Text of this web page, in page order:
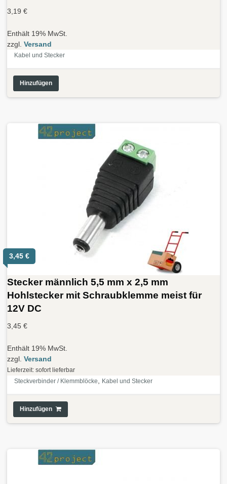
3,19 €
Enthält 19% MwSt.
zzgl. Versand
Kabel und Stecker
Hinzufügen
3,45 €
Stecker männlich 5,5 mm x 2,5 mm
Hohlstecker mit Schraubklemme meist für
12V DC
3,45 €
Enthält 19% MwSt.
zzgl. Versand
Lieferzeit: sofort lieferbar
Steckverbinder / Klemmblöcke
Kabel und Stecker
Hinzufügen